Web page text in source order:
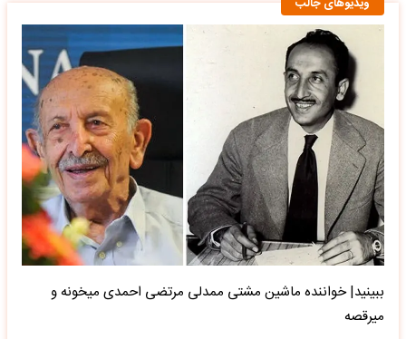
ببینید| خواننده ماشین مشتی ممدلی مرتضی احمدی میخونه و
میرقصه